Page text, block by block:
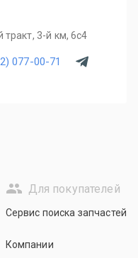
3-й км, 6с4
077-00-71
Для покупателей
Сервис поиска запчастей
Компании